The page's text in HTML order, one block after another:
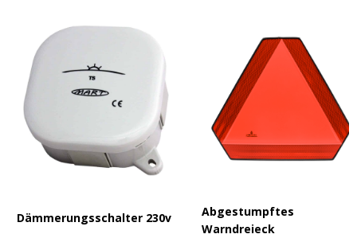
Dämmerungsschalter 230v
Abgestumpftes
Warndreieck